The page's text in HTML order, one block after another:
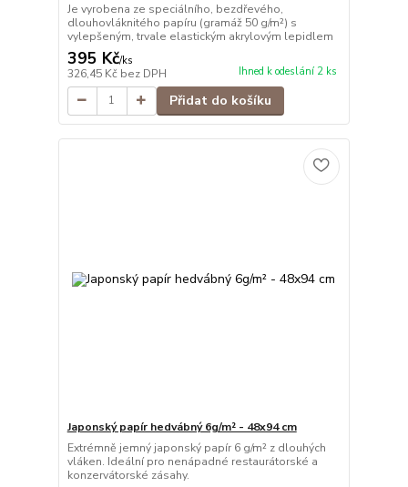
Je vyrobena ze speciálního, bezdřevého,
dlouhovláknitého papíru (gramáž 50 g/m²) s
vylepšeným, trvale elastickým akrylovým lepidlem
395 Kč/ks
326,45 Kč bez DPH Ihned k odeslání 2 ks
Přidat do košíku
Japonský papír hedvábný 6g/m² - 48x94 cm
Extrémně jemný japonský papír 6 g/m² z dlouhých
vláken. Ideální pro nenápadné restaurátorské a
konzervátorské zásahy.